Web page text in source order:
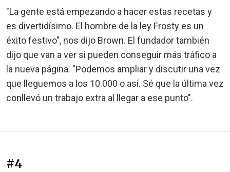
"La gente está empezando a hacer estas recetas y
es divertidísimo. El hombre de la ley Frosty es un
éxito festivo", nos dijo Brown. El fundador también
dijo que van a ver si pueden conseguir más tráfico a
la nueva página. "Podemos ampliar y discutir una vez
que lleguemos a los 10.000 o así. Sé que la última vez
conllevó un trabajo extra al llegar a ese punto".
#4